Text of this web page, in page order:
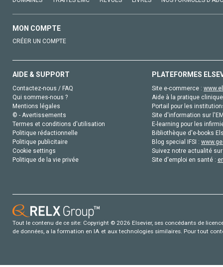
MON COMPTE
CRÉER UN COMPTE
AIDE & SUPPORT
Contactez-nous / FAQ
Qui sommes-nous ?
Mentions légales
© - Avertissements
Termes et conditions d'utilisation
Politique rédactionnelle
Politique publicitaire
Cookie settings
Politique de la vie privée
PLATEFORMES
Site e-commerce :
Aide à la pratique
Portail pour les
Site d'information sur
E-learning pour les
Bibliothèque d'e-books
Blog special IFSI :
Suivez notre actualité
Site d'emploi en santé :
Tout le contenu de ce site: Copyright © 2026 Elsevier, ses concédants de
de données, a la formation en IA et aux technologies similaires. Pour tout